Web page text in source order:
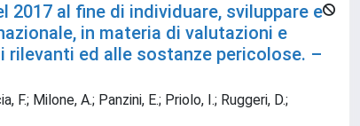
al fine di individuare, sviluppare e
in materia di valutazioni e
rilevanti ed alle sostanze pericolose. –
F.; Milone, A.; Panzini, E.; Priolo, I.; Ruggeri, D.;